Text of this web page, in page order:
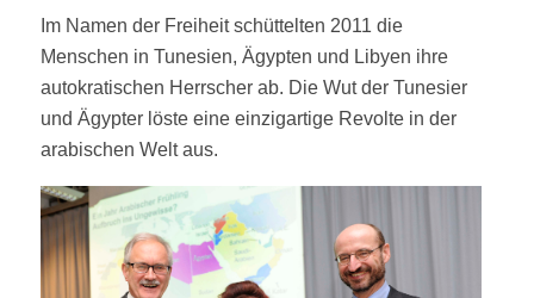
Im Namen der Freiheit schüttelten 2011 die
Menschen in Tunesien, Ägypten und Libyen ihre
autokratischen Herrscher ab. Die Wut der Tunesier
und Ägypter löste eine einzigartige Revolte in der
arabischen Welt aus.